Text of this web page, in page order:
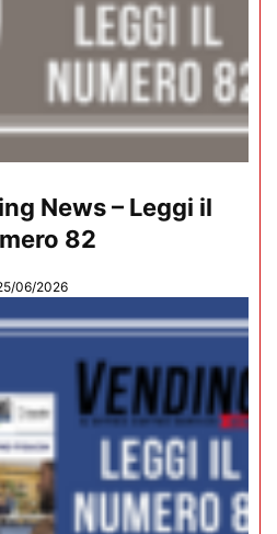
News – Leggi il
82
06/2026